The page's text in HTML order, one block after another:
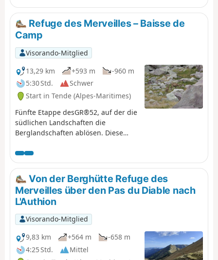
Aber Vorsicht, diese Gebiete werden
überwacht!
Refuge des Merveilles – Baisse de
Camp
Visorando-Mitglied
13,29 km
+593 m
-960 m
5:30 Std.
Schwer
Start in Tende (Alpes-Maritimes)
Fünfte Etappe desGR®52, auf der die
südlichen Landschaften die
Berglandschaften ablösen. Diese
Höhenunterschieds anspruchsvoll
und folgt der ehemaligen
italienischen Grenze, wo Sie
zahlreiche militärische Überreste
entdecken können. Insbesondere am
Authion, wo eine der letzten
Schlachten in Frankreich stattfand,
bei der wenige Wochen vor dem
Waffenstillstand am 8. Mai 1945 273
französische Soldaten ums Leben
kamen. Das Panorama dort ist
Von der Berghütte Refuge des
Merveilles über den Pas du Diable nach
L'Authion
Visorando-Mitglied
9,83 km
+564 m
-658 m
4:25 Std.
Mittel